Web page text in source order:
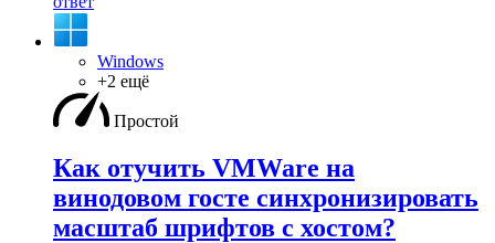
Windows
+2 ещё
Простой
Как отучить VMWare на
винодовом госте синхронизировать
масштаб шрифтов с хостом?